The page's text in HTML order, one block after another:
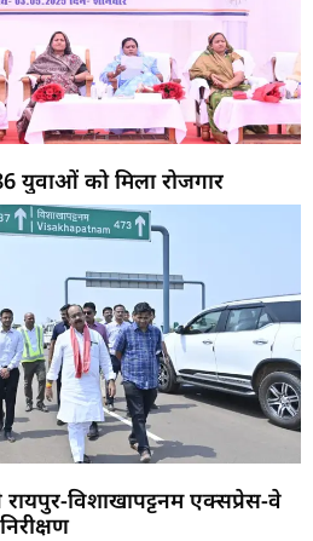
युवाओं को मिला रोजगार
विशाखापट्टनम एक्सप्रेस-वे